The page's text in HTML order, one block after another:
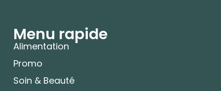
Menu rapide
Alimentation
Promo
Soin & Beauté